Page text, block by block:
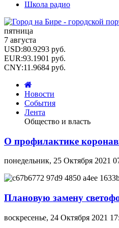
Школа радио
пятница
7 августа
USD:80.9293 руб.
EUR:93.1901 руб.
CNY:11.9684 руб.
Новости
События
Лента
Общество и власть
О профилактике
понедельник, 25 Октября 2021
Плановую замену
воскресенье, 24 Октября 2021